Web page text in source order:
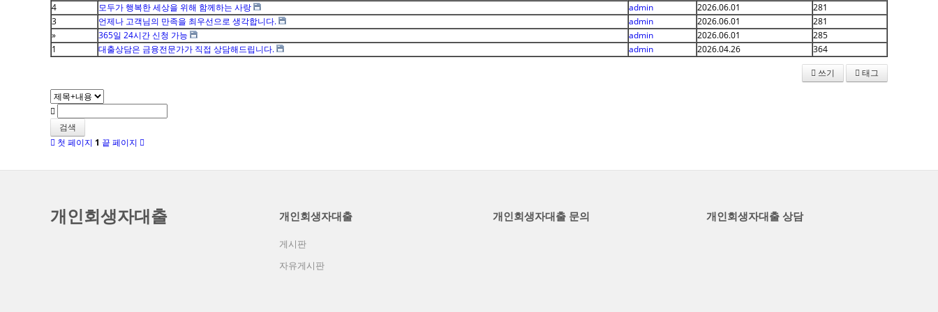
4 모두가 행복한 세상을 위해 함께하는 사랑 admin 2026.06.01
281
3
언제나 고객님의 만족을 최우선으로 생각합니다. admin 2026.06.01
281
»
365일 24시간 신청 가능 admin 2026.06.01
285
1
대출상담은 금융전문가가 직접 상담해드립니다. admin 2026.04.26
364
쓰기
태그
검색
첫 페이지 1 끝 페이지
개인회생자대출 개인회생자대출
게시판
자유게시판
개인회생자대출 문의 개인회생자대출 상담